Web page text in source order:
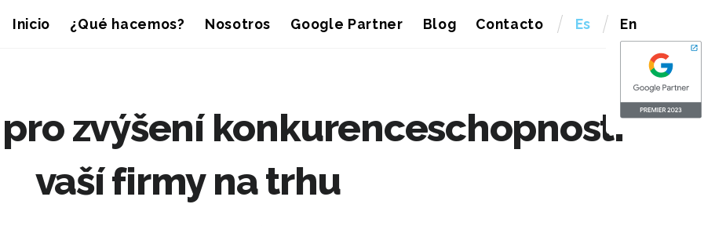
Inicio ¿Qué hacemos? Nosotros Google Partner Blog Contacto Es En
zvýšení konkurenceschopnosti
vaší firmy na trhu